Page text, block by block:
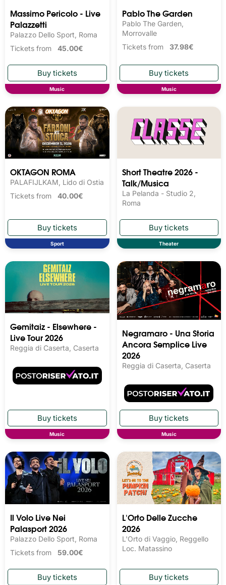
Massimo Pericolo - Live
Palazzetti
Palazzo Dello Sport, Roma
Tickets from 45.00€
Music
Pablo The Garden
Pablo The Garden,
Morrovalle
Tickets from 37.98€
Music
OKTAGON ROMA
PALAFIJLKAM, Lido di Ostia
Tickets from 40.00€
Sport
Short Theatre 2026 -
Talk/Musica
La Pelanda - Studio 2,
Roma
Theater
Gemitaiz - Elsewhere -
Live Tour 2026
Reggia di Caserta, Caserta
Music
Negramaro - Una Storia
Ancora Semplice Live
2026
Reggia di Caserta, Caserta
Music
Il Volo Live Nei
Palasport 2026
Palazzo Dello Sport, Roma
Tickets from 59.00€
L'Orto Delle Zucche
2026
L'Orto di Vaggio, Reggello
Loc. Matassino